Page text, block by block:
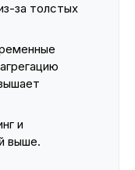
за толстых
и
выше.